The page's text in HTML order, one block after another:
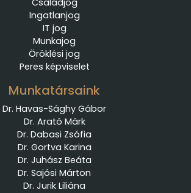
Családjog
Ingatlanjog
IT jog
Munkajog
Öröklési jog
Peres képviselet
Munkatársaink
Dr. Havas-Sághy Gábor
Dr. Arató Márk
Dr. Dabasi Zsófia
Dr. Gortva Karina
Dr. Juhász Beáta
Dr. Sajósi Márton
Dr. Jurik Liliána